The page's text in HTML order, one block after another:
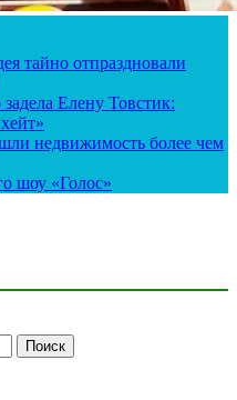
тайно отпраздновали
Елену Товстик:
недвижимость более чем
шоу «Голос»